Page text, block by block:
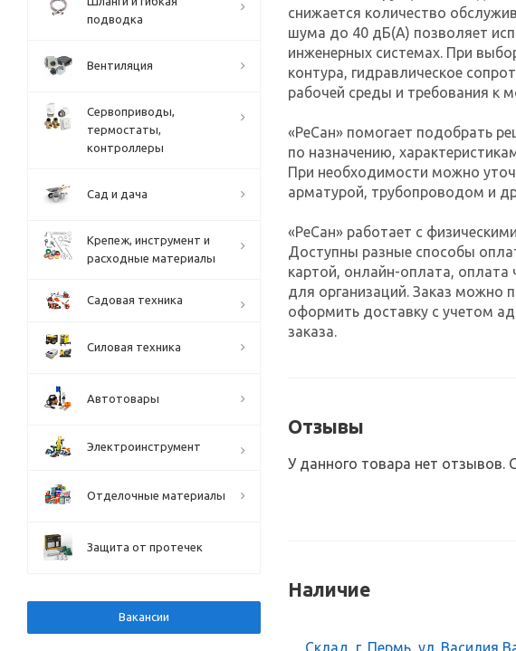
снижается количество
шума до 40 дБ(А) позволяет
инженерных системах. При
контура, гидравлическое
рабочей среды и требования к
«РеСан» помогает подобрать
по назначению,
При необходимости можно
арматурой, трубопроводом и
«РеСан» работает с
Доступны разные способы
картой, онлайн-оплата, оплата
для организаций. Заказ можно
оформить доставку с учетом
заказа.
Отзывы
У данного товара нет отзывов.
Наличие
Склад, г. Пермь, ул. Василия
подводка
Вентиляция
Сервоприводы,
термостаты,
контроллеры
Сад и дача
Крепеж, инструмент и
расходные материалы
Садовая техника
Силовая техника
Автотовары
Электроинструмент
Отделочные материалы
Защита от протечек
Вакансии